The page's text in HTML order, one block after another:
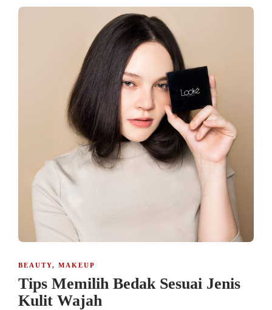
BEAUTY, MAKEUP
Tips Memilih Bedak Sesuai Jenis
Kulit Wajah